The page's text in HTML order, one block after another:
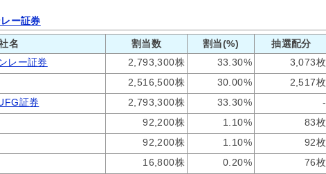
ー証券
名 割当数 割当(%)
抽選配分
レー証券
2,793,300株 33.30%
3,073枚
2,516,500株 30.00%
2,517枚
証券
2,793,300株 33.30%
-
92,200株 1.10%
83枚
92,200株 1.10%
92枚
16,800株 0.20%
76枚